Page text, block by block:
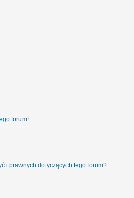
forum!
i prawnych dotyczących tego forum?